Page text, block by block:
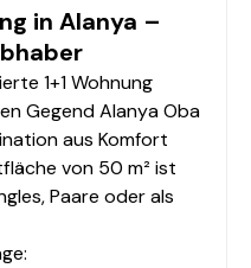
in Alanya –
1+1 Wohnung
Gegend Alanya Oba
aus Komfort
von 50 m² ist
Paare oder als